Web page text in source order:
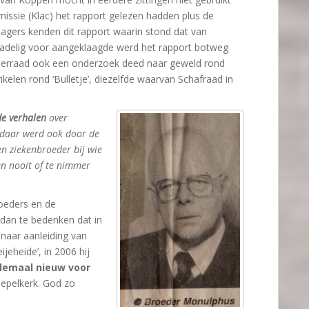
(Klac) het rapport gelezen hadden plus de
kenden dit rapport waarin stond dat van
voor aangeklaagde werd het rapport botweg
ook een onderzoek deed naar geweld rond
rond ‘Bulletje’, diezelfde waarvan Schafraad in
verhalen over
werd ook door de
ziekenbroeder bij wie
nooit of te nimmer
en de
te bedenken dat in
aanleiding van
in 2006 hij
nieuw voor
God zo